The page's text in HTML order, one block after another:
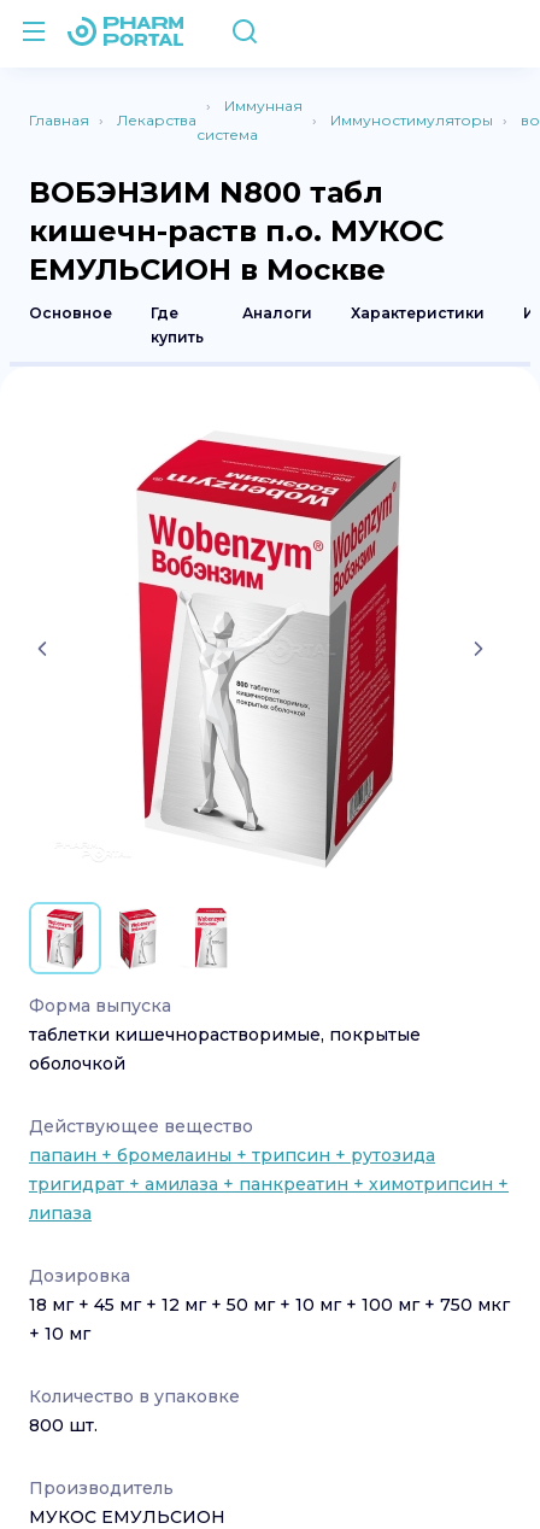
Главная Лекарства
Иммунная
система
Иммуностимуляторы
ВОБЭНЗИМ N800 табл
кишечн-раств п.о. МУКОС
ЕМУЛЬСИОН в Москве
Основное
Где
купить
Аналоги Характеристики
Форма выпуска
таблетки кишечнорастворимые, покрытые
оболочкой
Действующее вещество
папаин + бромелаины + трипсин + рутозида
тригидрат + амилаза + панкреатин + химотрипсин +
липаза
Дозировка
18 мг + 45 мг + 12 мг + 50 мг + 10 мг + 100 мг + 750 мкг
+ 10 мг
Количество в упаковке
800 шт.
Производитель
МУКОС ЕМУЛЬСИОН